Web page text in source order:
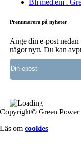
Bli medlem i
Prenumerera på nyheter
Ange din e-post
något nytt. Du kan
Copyright© Green Power
Läs om cookies